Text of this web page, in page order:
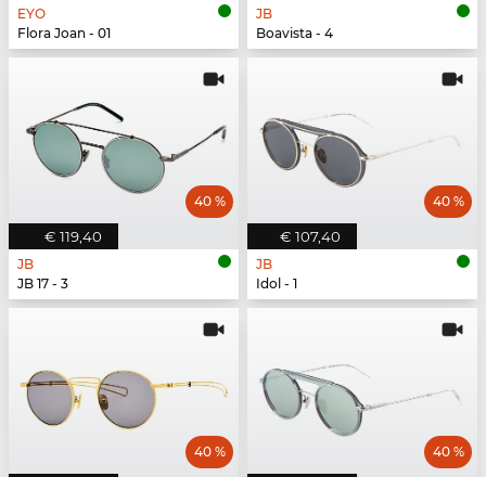
EYO
Flora Joan - 01
JB
Boavista - 4
€ 119,40
40 %
JB
JB 17 - 3
€ 107,40
40 %
JB
Idol - 1
40 % 40 %